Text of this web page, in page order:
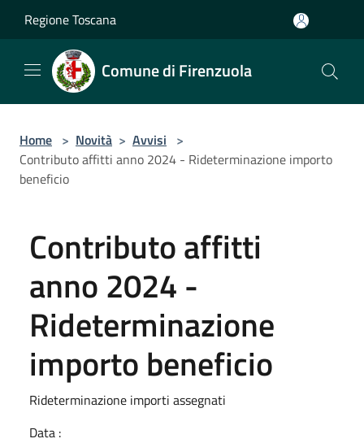
Regione Toscana
Comune di Firenzuola
Home > Novità > Avvisi >
Contributo affitti anno 2024 - Rideterminazione importo
beneficio
Contributo affitti
anno 2024 -
Rideterminazione
importo beneficio
Rideterminazione importi assegnati
Data :